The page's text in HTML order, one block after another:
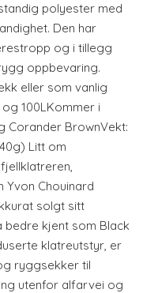
polyester med
Den har
og i tillegg
oppbevaring.
eller som vanlig
100LKommer i
Corander BrownVekt:
Litt om
Chouinard
solgt sitt
bedre kjent som Black
klatreutstyr, er
ryggsekker til
utenfor alfarvei og